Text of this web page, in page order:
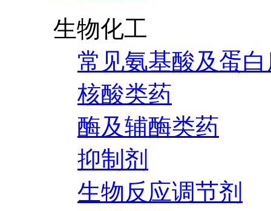
生物化工
常见氨基酸及蛋
核酸类药
酶及辅酶类药
抑制剂
生物反应调节剂